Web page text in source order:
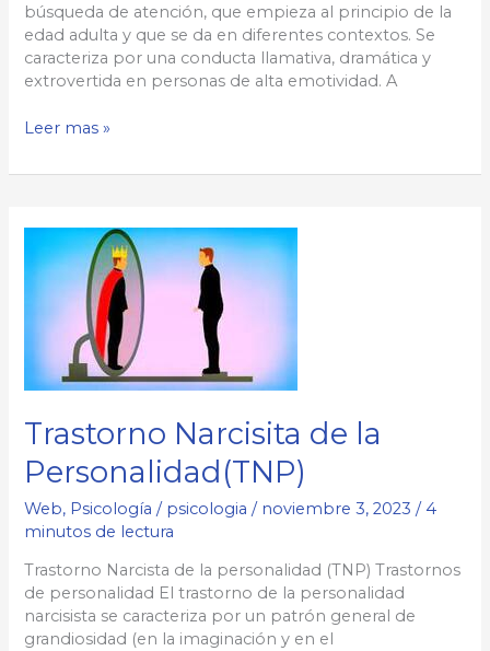
búsqueda de atención, que empieza al principio de la
edad adulta y que se da en diferentes contextos. Se
caracteriza por una conducta llamativa, dramática y
extrovertida en personas de alta emotividad. A
Trastorno
de
(THP)
Leer mas »
Trastorno Narcisita de la
Personalidad(TNP)
Web, Psicología / psicologia/ noviembre 3, 2023/ 4
minutos de lectura
Trastorno Narcista de la personalidad (TNP) Trastornos
de personalidad El trastorno de la personalidad
narcisista se caracteriza por un patrón general de
grandiosidad (en la imaginación y en el